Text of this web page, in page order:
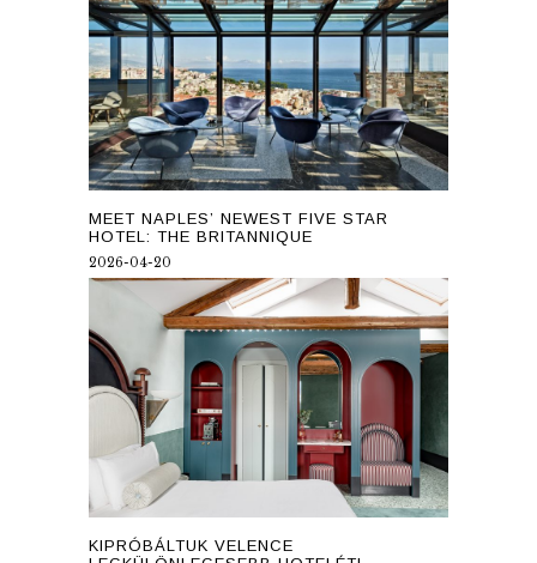
MEET NAPLES’ NEWEST FIVE STAR
HOTEL: THE BRITANNIQUE
2026-04-20
KIPRÓBÁLTUK VELENCE